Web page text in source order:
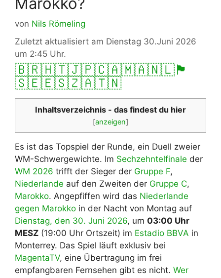
von Nils Römeling
Zuletzt aktualisiert am Dienstag 30.Juni 2026
um 2:45 Uhr.
🇧🇷🇭🇹🇯🇵🇨🇦🇲🇦🇳🇱🏴󠁧󠁢󠁳󠁣󠁴󠁿
🇸🇪🇪🇸🇿🇦🇹🇳
Inhaltsverzeichnis - das findest du hier
[anzeigen]
Es ist das Topspiel der Runde, ein Duell zweier
WM-Schwergewichte. Im Sechzehntelfinale der
WM 2026 trifft der Sieger der Gruppe F,
Niederlande auf den Zweiten der Gruppe C,
Marokko. Angepfiffen wird das Niederlande
gegen Marokko in der Nacht von Montag auf
Dienstag, den 30. Juni 2026, um 03:00 Uhr
MESZ (19:00 Uhr Ortszeit) im Estadio BBVA in
Monterrey. Das Spiel läuft exklusiv bei
MagentaTV, eine Übertragung im frei
empfangbaren Fernsehen gibt es nicht. Wer